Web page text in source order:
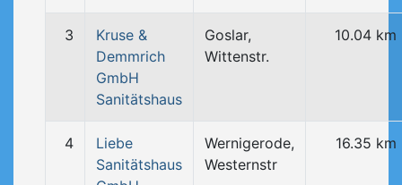
3
Kruse &
Demmrich
GmbH
Sanitätshaus
Goslar,
Wittenstr.
10.04 km
4
Liebe
Sanitätshaus
Wernigerode,
Westernstr
16.35 km